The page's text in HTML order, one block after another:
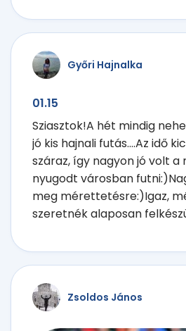
Győri Hajnalka
01.15
Sziasztok!A hét mindig
jó kis hajnali futás....Az idő
száraz, így nagyon jó volt a
nyugodt városban
meg mérettetésre:)Igaz,
szeretnék alaposan
Zsoldos János